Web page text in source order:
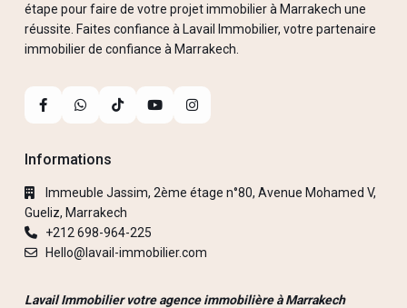
étape pour faire de votre projet immobilier à Marrakech une
réussite. Faites confiance à Lavail Immobilier, votre partenaire
immobilier de confiance à Marrakech.
Informations
Immeuble Jassim, 2ème étage n°80, Avenue Mohamed V,
Gueliz, Marrakech
+212 698-964-225
Hello@lavail-immobilier.com
Lavail Immobilier votre agence immobilière à Marrakech